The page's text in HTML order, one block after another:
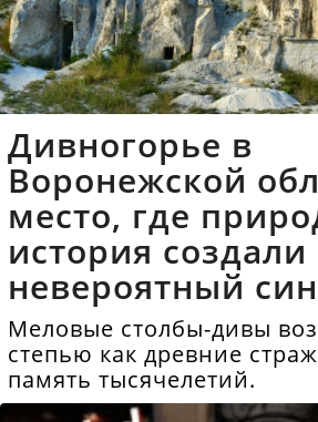
Дивногорье в
Воронежской
место, где
история создали
невероятный
Меловые столбы-дивы
степью как древние
память тысячелетий.